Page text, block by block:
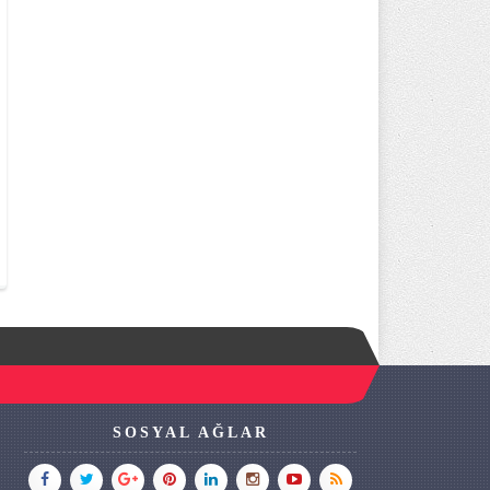
SOSYAL AĞLAR